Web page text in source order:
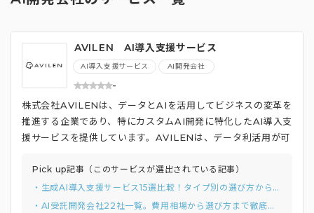
AVILEN AI導入支援サービス
AI導入支援サービス AI開発会社
-
株式会社AVILENは、データとAIを活用してビジネスの変革を
推進する企業であり、特にカスタムAI開発に特化したAI導入支
援サービスを提供しています。AVILENは、データ利活用が可
事業成長を実現することに注力しています。 約800社に対し
て支援実績があるため、多様な業界でのニーズに応じたソリュ
ーションを提供しています。具体的には、AI技術の実装サービ
Pick up記事（このサービスが選出されている記事）
・生成AI導入支援サービス15選比較！タイプ別の選び方から費用相場まで解説
・AI受託開発会社22社一覧。費用相場から選び方まで徹底解説